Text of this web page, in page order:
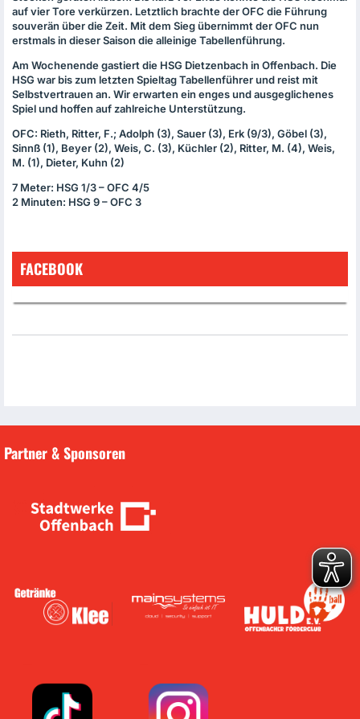
auf vier Tore verkürzen. Letztlich brachte derOFC die Führung
souverän über die Zeit. Mit dem Sieg übernimmt derOFC nun
erstmals in dieser Saison die alleinige Tabellenführung.
Am Wochenende gastiert die HSG Dietzenbach in Offenbach. Die
HSG war bis zum letzten Spieltag Tabellenführer und reist mit
Selbstvertrauen an. Wir erwarten ein enges und ausgeglichenes
Spiel und hoffen auf zahlreiche Unterstützung.
OFC: Rieth, Ritter, F.; Adolph (3), Sauer (3), Erk (9/3), Göbel (3),
Sinnß (1), Beyer (2), Weis, C. (3), Küchler (2), Ritter, M. (4), Weis,
M. (1), Dieter, Kuhn (2)
7 Meter: HSG 1/3 –OFC 4/5
2 Minuten: HSG 9 –OFC 3
FACEBOOK
Partner & Sponsoren